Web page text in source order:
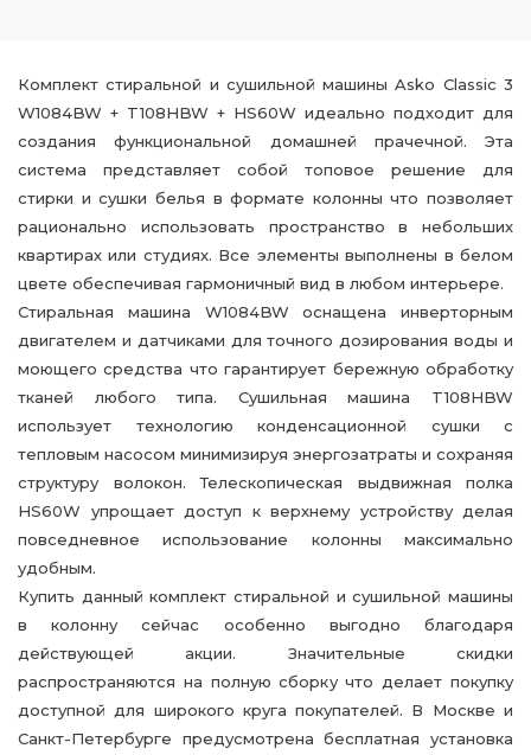
Комплект стиральной и сушильной машины Asko Classic 3
W1084BW + T108HBW + HS60W идеально подходит для
создания функциональной домашней прачечной. Эта
система представляет собой топовое решение для
стирки и сушки белья в формате колонны что позволяет
рационально использовать пространство в небольших
квартирах или студиях. Все элементы выполнены в белом
цвете обеспечивая гармоничный вид в любом интерьере.
Стиральная машина W1084BW оснащена инверторным
двигателем и датчиками для точного дозирования воды и
моющего средства что гарантирует бережную обработку
тканей любого типа. Сушильная машина T108HBW
использует технологию конденсационной сушки с
тепловым насосом минимизируя энергозатраты и сохраняя
структуру волокон. Телескопическая выдвижная полка
HS60W упрощает доступ к верхнему устройству делая
повседневное использование колонны максимально
удобным.
Купить данный комплект стиральной и сушильной машины
в колонну сейчас особенно выгодно благодаря
действующей акции. Значительные скидки
распространяются на полную сборку что делает покупку
доступной для широкого круга покупателей. В Москве и
Санкт-Петербурге предусмотрена бесплатная установка